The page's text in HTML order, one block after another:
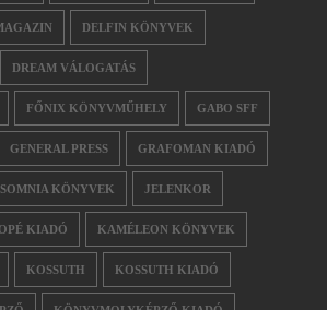
DELFIN KÖNYVEK
DREAM VÁLOGATÁS
FŐNIX KÖNYVMŰHELY GABO SFF
GENERAL PRESS GRAFOMAN KIADÓ
KÖNYVEK JELENKOR
KIADÓ KAMÉLEON KÖNYVEK
KOSSUTH KOSSUTH KIADÓ